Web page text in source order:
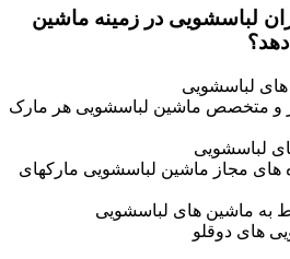
لباسشویی در زمینه ماشین
لباسشویی
و متخصص ماشین لباسشویی هر مارک
لباسشویی
مجاز ماشین لباسشویی مارکهای
ماشین های لباسشویی
های دوقلو